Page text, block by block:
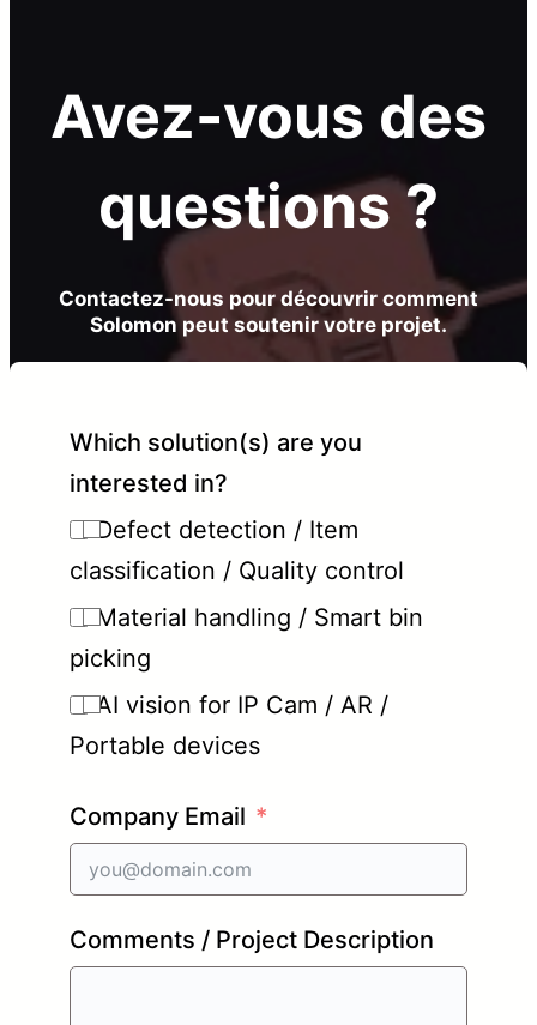
Avez-vous des
questions ?
Contactez-nous pour découvrir comment
Solomon peut soutenir votre projet.
Which solution(s) are you
interested in?
Defect detection / Item
classification / Quality control
Material handling / Smart bin
picking
AI vision for IP Cam / AR /
Portable devices
Company Email
Comments / Project Description